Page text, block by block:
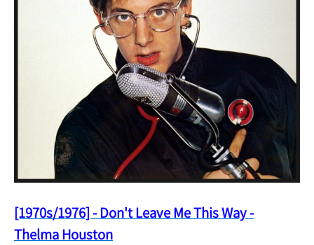
[1970s/1976] - Don't Leave Me This Way -
Thelma Houston